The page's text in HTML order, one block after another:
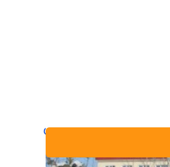
Санаторий Чэбдик
4.6
Нет